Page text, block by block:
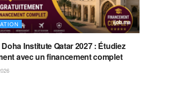
Institute Qatar 2027 : Étudiez
avec un financement complet